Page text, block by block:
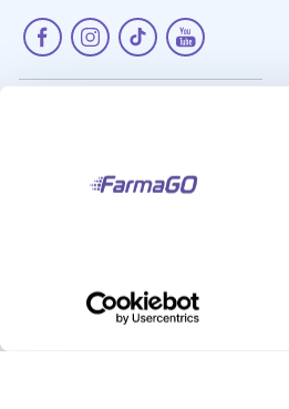
Teléfono: